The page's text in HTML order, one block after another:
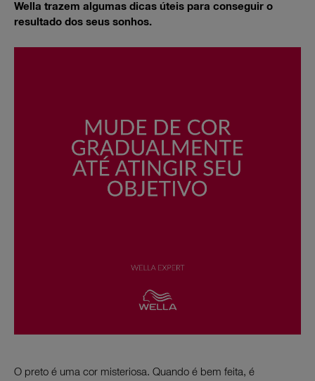
Wella trazem algumas dicas úteis para conseguir o
resultado dos seus sonhos.
O preto é uma cor misteriosa. Quando é bem feita, é